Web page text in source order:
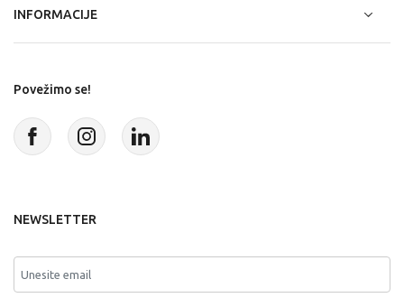
INFORMACIJE
Povežimo se!
NEWSLETTER